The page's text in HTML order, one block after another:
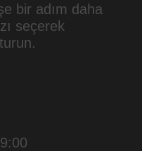
bir adım daha
seçerek